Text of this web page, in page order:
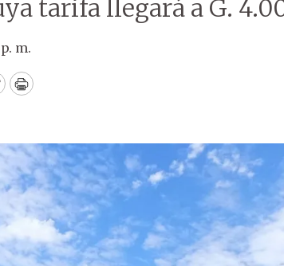
tarifa llegará a G.
m.
Print